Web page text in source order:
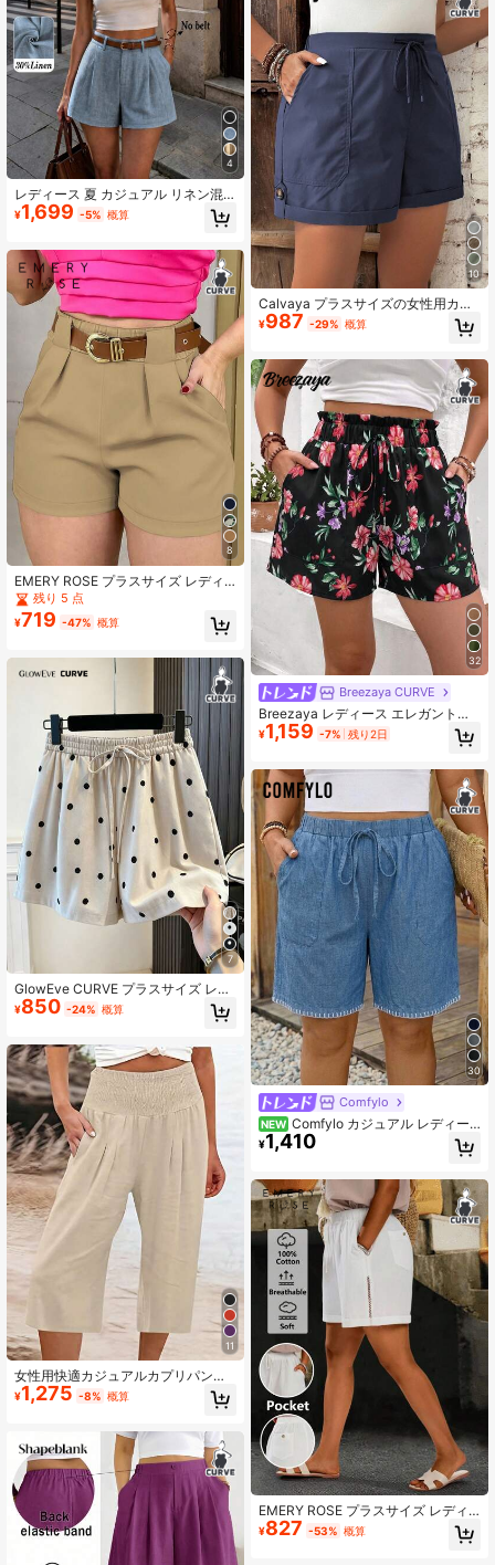
4
レディース 夏 カジュアル リネン混
プリーツデザイン サイドポケット A
ラインショーツ
¥1,699 -5% 概算
8
EMERY ROSE プラスサイズ レディ
ース 無地ポケット付きカジュアル 多
用途 デイリーウェア ショーツ
残り 5 点
¥719 -47% 概算
7
GlowEve CURVE プラスサイズ レデ
ィース ドット柄 ルーズ カジュアル
ウーブンショーツ、スウィート ビー
イル通勤
¥850 -24% 概算
11
女性用快適カジュアルカプリパン
ツ、新しいヨーロッパ・アメリカン
スタイルのサマー
¥1,275 -8% 概算
10
Calvaya プラスサイズの女性用カジ
ュアル ソリッドカラー ウエストドロ
ーストリング ショーツ
¥987 -29% 概算
32
Breezaya CURVE
Breezaya レディース エレガントカ
ジュアル フローラル フリルウエスト
ショーツ
¥1,159 -7% 残り2日
30
Comfylo
NEW Comfylo カジュアル レディー
ス プラスサイズ ドローストリング
ウエスト ポケット ショーツ シェル
ン、ブルー ショーツ、空港カジュア
ル
¥1,410
EMERY ROSE プラスサイズ レディ
ース 無地 ウエストリボン ポケット
付き ルーズ ホワイトショーツ、夏、
¥827 -53% 概算